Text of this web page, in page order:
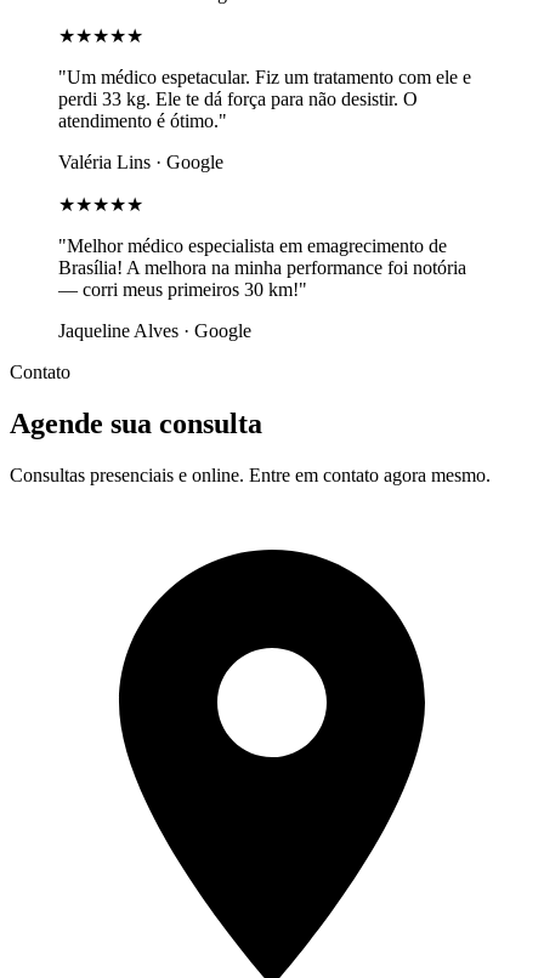
★★★★★
"Um médico espetacular. Fiz um tratamento com ele e
perdi 33 kg. Ele te dá força para não desistir. O
atendimento é ótimo."
Valéria Lins · Google
★★★★★
"Melhor médico especialista em emagrecimento de
Brasília! A melhora na minha performance foi notória
— corri meus primeiros 30 km!"
Jaqueline Alves · Google
Contato
Agende sua consulta
Consultas presenciais e online. Entre em contato agora mesmo.